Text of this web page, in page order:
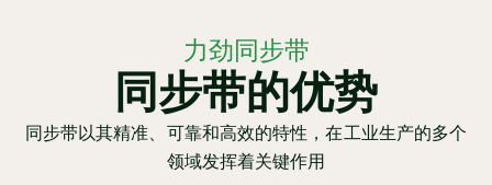
力劲同步带
同步带的优势
同步带以其精准、可靠和高效的特性，在工业生产的多个
领域发挥着关键作用